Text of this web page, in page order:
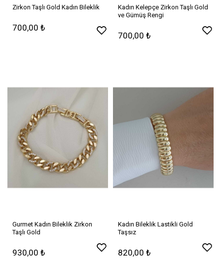
Zirkon Taşlı Gold Kadın Bileklik
700,00 ₺
Kadın Kelepçe Zirkon Taşlı Gold
ve Gümüş Rengi
700,00 ₺
Gurmet Kadın Bileklik Zirkon
Taşlı Gold
930,00 ₺
Kadın Bileklik Lastikli Gold
Taşsız
820,00 ₺